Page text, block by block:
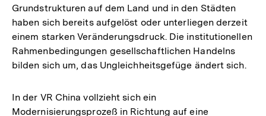
Grundstrukturen auf dem Land und in den Städten
haben sich bereits aufgelöst oder unterliegen derzeit
einem starken Veränderungsdruck. Die institutionellen
Rahmenbedingungen gesellschaftlichen Handelns
bilden sich um, das Ungleichheitsgefüge ändert sich.
In der VR China vollzieht sich ein
Modernisierungsprozeß in Richtung auf eine